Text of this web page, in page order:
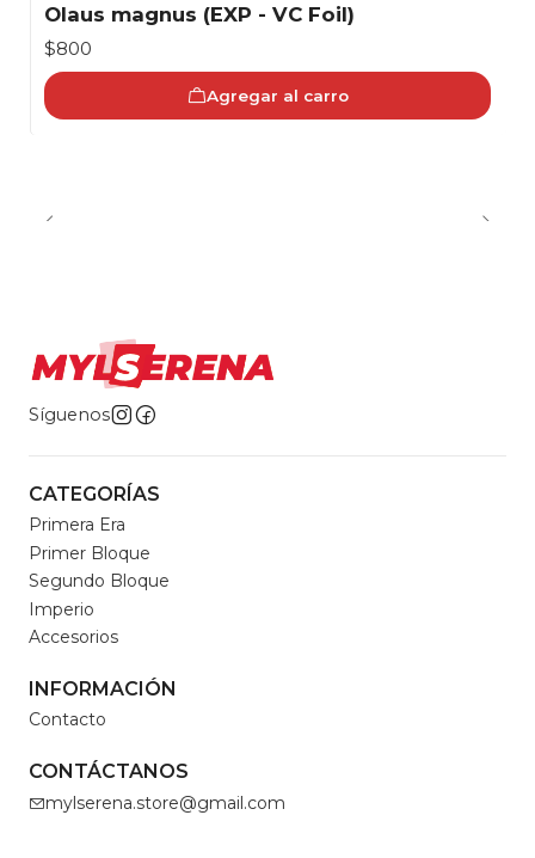
Olaus magnus (EXP - VC Foil)
$800
Agregar al carro
Síguenos
CATEGORÍAS
Primera Era
Primer Bloque
Segundo Bloque
Imperio
Accesorios
INFORMACIÓN
Contacto
CONTÁCTANOS
mylserena.store@gmail.com